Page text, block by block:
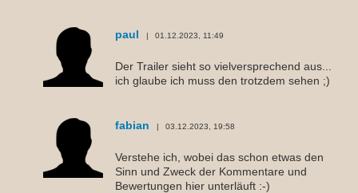
paul 01.12.2023, 11:49
Der Trailer sieht so vielversprechend aus...
ich glaube ich muss den trotzdem sehen ;)
fabian 03.12.2023, 19:58
Verstehe ich, wobei das schon etwas den
Sinn und Zweck der Kommentare und
Bewertungen hier unterläuft :-)